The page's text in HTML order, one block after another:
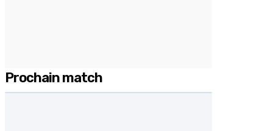
Prochain match